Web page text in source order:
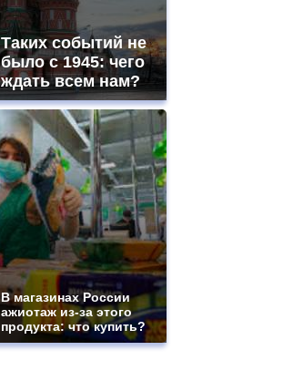
Таких событий не
было с 1945: чего
ждать всем нам?
В магазинах России
ажиотаж из-за этого
продукта: что купить?